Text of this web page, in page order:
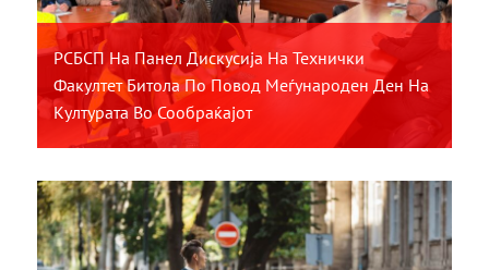
РСБСП На Панел Дискусија На Технички
Факултет Битола По Повод Меѓународен Ден На
Културата Во Сообраќајот